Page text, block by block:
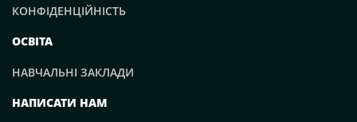
НАПИСАТИ НАМ
КОНФІДЕНЦІЙНІСТЬ
ОСВІТА
НАВЧАЛЬНІ ЗАКЛАДИ